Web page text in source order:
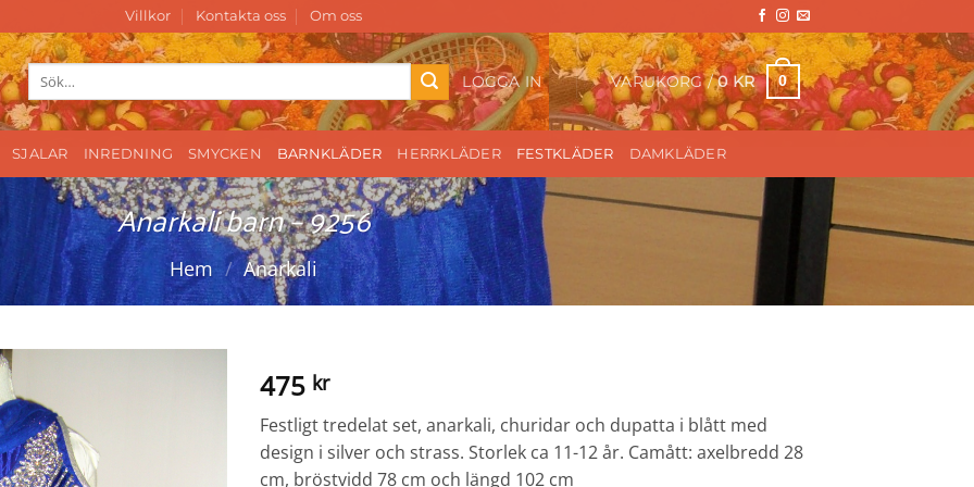
Villkor Kontakta oss Om oss
Sök
LOGGA IN VARUKORG /0 KR 0
SJALAR INREDNING SMYCKEN BARNKLÄDER HERRKLÄDER FESTKLÄDER DAMKLÄDER
Anarkali barn – 9256
Hem / Anarkali
475 kr
Festligt tredelat set, anarkali, churidar och dupatta i blått med
design i silver och strass. Storlek ca 11-12 år. Camått: axelbredd 28
cm, bröstvidd 78 cm och längd 102 cm